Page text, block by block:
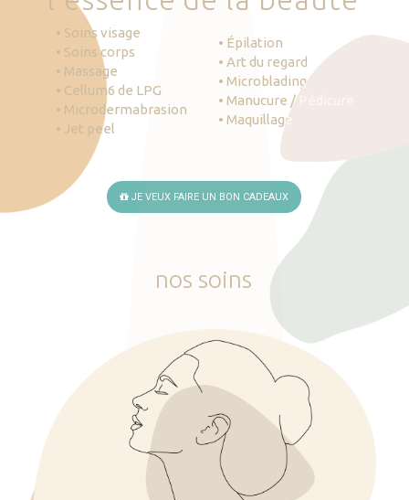
• Soins visage
• Soins corps
• Massage
• Cellum6 de LPG
• Microdermabrasion
• Jet peel
• Épilation
• Art du regard
• Microblading
• Manucure / Pédicure
• Maquillage
JE VEUX FAIRE UN BON CADEAUX
nos soins